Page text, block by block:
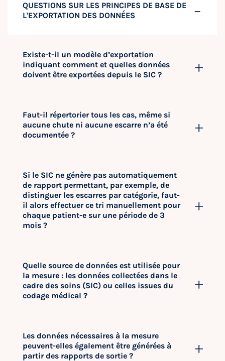
QUESTIONS SUR LES PRINCIPES DE BASE DE
L'EXPORTATION DES DONNÉES
Existe-t-il un modèle d’exportation
indiquant comment et quelles données
doivent être exportées depuis le SIC ?
Faut-il répertorier tous les cas, même si
aucune chute ni aucune escarre n’a été
documentée ?
Si le SIC ne génère pas automatiquement
de rapport permettant, par exemple, de
distinguer les escarres par catégorie, faut-
il alors effectuer ce tri manuellement pour
chaque patient-e sur une période de 3
mois ?
Quelle source de données est utilisée pour
la mesure : les données collectées dans le
cadre des soins (SIC) ou celles issues du
codage médical ?
Les données nécessaires à la mesure
peuvent-elles également être générées à
partir des rapports de sortie ?